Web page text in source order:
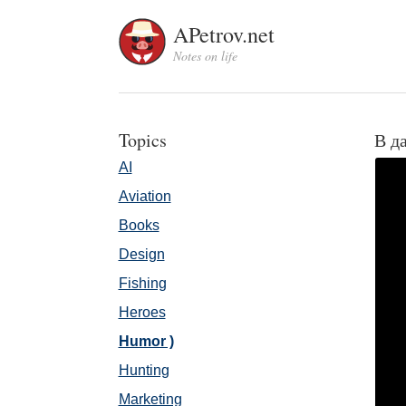
APetrov.net
Notes on life
Topics
AI
Aviation
Books
Design
Fishing
Heroes
Humor )
Hunting
Marketing
В